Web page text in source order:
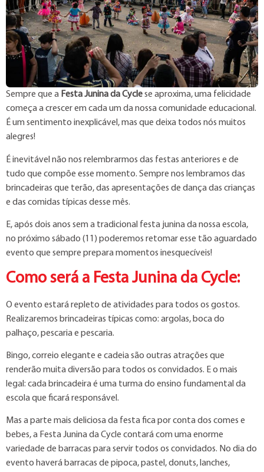
Sempre que a Festa Junina da Cyclese aproxima, uma felicidade
começa a crescer em cada um da nossa comunidade educacional.
É um sentimento inexplicável, mas que deixa todos nós muitos
alegres!
É inevitável não nos relembrarmos das festas anteriores e de
tudo que compõe esse momento. Sempre nos lembramos das
brincadeiras que terão, das apresentações de dança das crianças
e das comidas típicas desse mês.
E, após dois anos sem a tradicional festa junina da nossa escola,
no próximo sábado (11) poderemos retomar esse tão aguardado
evento que sempre prepara momentos inesquecíveis!
Como será a Festa Junina da Cycle:
O evento estará repleto de atividades para todos os gostos.
Realizaremos brincadeiras típicas como: argolas, boca do
palhaço, pescaria e pescaria.
Bingo, correio elegante e cadeia são outras atrações que
renderão muita diversão para todos os convidados. E o mais
legal: cada brincadeira é uma turma do ensino fundamental da
escola que ficará responsável.
Mas a parte mais deliciosa da festa fica por conta dos comes e
bebes, a Festa Junina da Cycle contará com uma enorme
variedade de barracas para servir todos os convidados. No dia do
evento haverá barracas de pipoca, pastel, donuts, lanches,